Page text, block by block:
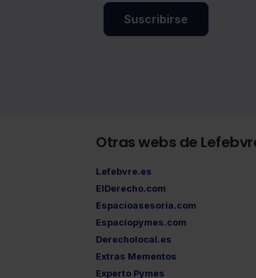
Suscribirse
Otras webs de
Lefebvre.es
ElDerecho.com
Espacioasesoria.com
Espaciopymes.com
Derecholocal.es
Extras Mementos
Experto Pymes